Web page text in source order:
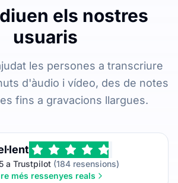
els nostres
usuaris
les persones a transcriure
d'àudio i vídeo, des de notes
fins a gravacions llargues.
a Trustpilot (184 resensions)
més ressenyes reals